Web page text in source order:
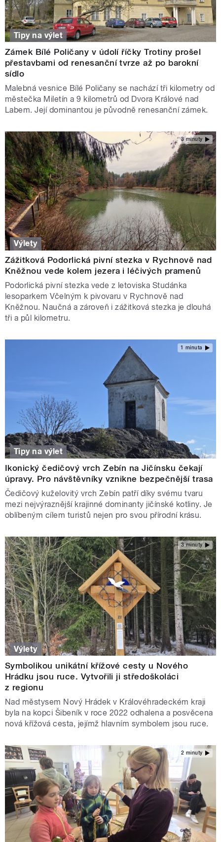
Tipy na výlet
Zámek Bílé Poličany v údolí říčky Trotiny prošel
přestavbami od renesanční tvrze až po barokní
sídlo
Malebná vesnice Bílé Poličany se nachází tři kilometry od
městečka Miletín a 9 kilometrů od Dvora Králové nad
Labem. Její dominantou je původně renesanční zámek.
3 minuty
Výlety
Zážitková Podorlická pivní stezka v Rychnově nad
Kněžnou vede kolem jezera i léčivých pramenů
Podorlická pivní stezka vede z letoviska Studánka
lesoparkem Včelným k pivovaru v Rychnově nad
Kněžnou. Naučná a zároveň i zážitková stezka je dlouhá
tři a půl kilometru.
1 minuta
Tipy na výlet
Ikonický čedičový vrch Zebín na Jičínsku čekají
úpravy. Pro návštěvníky vznikne bezpečnější trasa
Čedičový kuželovitý vrch Zebín patří díky svému tvaru
mezi nejvýraznější krajinné dominanty jičínské kotliny. Je
oblíbeným cílem turistů nejen pro svou přírodní krásu.
3 minuty
Výlety
Symbolikou unikátní křížové cesty u Nového
Hrádku jsou ruce. Vytvořili ji středoškoláci
z regionu
Nad městysem Nový Hrádek v Královéhradeckém kraji
byla na kopci Šibeník v roce 2022 odhalena a posvěcena
nová křížová cesta, jejímž hlavním symbolem jsou ruce.
2 minuty